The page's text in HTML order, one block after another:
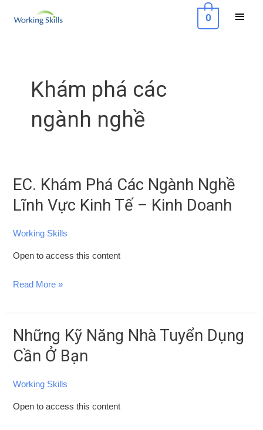
0
Khám phá các
ngành nghề
EC. Khám Phá Các Ngành Nghề
Lĩnh Vực Kinh Tế – Kinh Doanh
Working Skills
Open to access this content
EC.
Khám
Phá
Các
Nghề
–
Kinh
Read More »
Những Kỹ Năng Nhà Tuyển Dụng
Cần Ở Bạn
Working Skills
Open to access this content
Những
Kỹ
Năng
Nhà
Dụng